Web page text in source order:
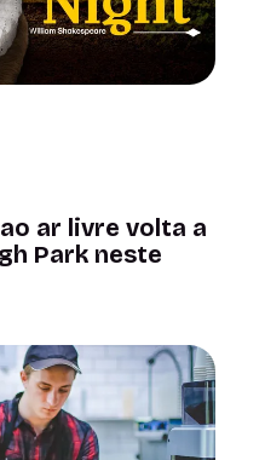
ar livre volta a
Park neste